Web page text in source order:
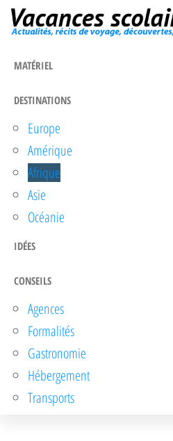
Passer
MATÉRIEL
DESTINATIONS
Europe
Amérique
Afrique
Asie
Océanie
IDÉES
CONSEILS
Agences
Formalités
Gastronomie
Hébergement
Transports